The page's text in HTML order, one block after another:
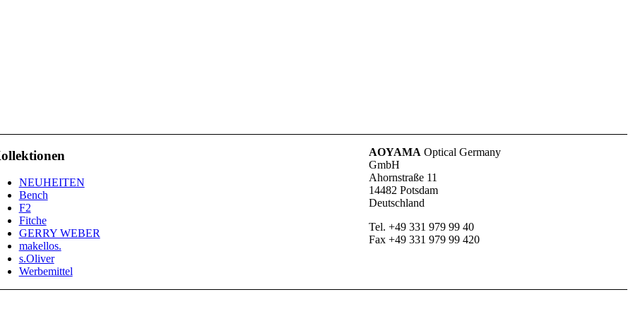
NEUHEITEN
Bench
F2
Fitche
GERRY WEBER
makellos.
s.Oliver
Werbemittel
AOYAMA Optical Germany
GmbH
Ahornstraße 11
14482 Potsdam
Deutschland
Tel. +49 331 979 99 40
Fax +49 331 979 99 420